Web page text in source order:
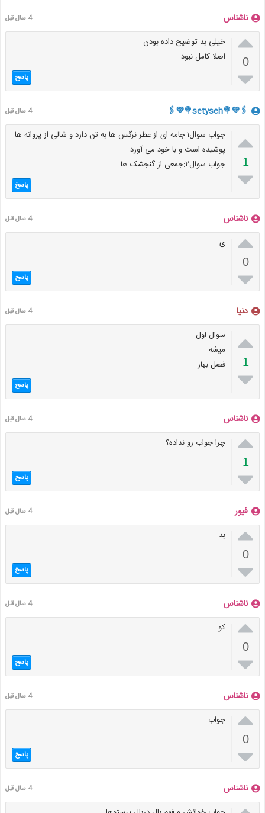
ناشناس 4 سال قبل

0

خیلی بد توضیح داده بودن
اصلا کامل نبود
پاسخ
🖇💜🍭setyseh🍭💜🖇 4 سال قبل

1

جواب سوال۱:جامه ای از عطر نرگس ها به تن دارد و شالی از پروانه ها
پوشیده است و با خود می آورد
جواب سوال۲:جمعی از گنجشک ها
پاسخ
ناشناس 4 سال قبل

0

ی
پاسخ
دنیا 4 سال قبل

1

سوال اول
میشه
فصل بهار
پاسخ
ناشناس 4 سال قبل

1

چرا جواب رو نداده؟
پاسخ
فیور 4 سال قبل

0

بد
پاسخ
ناشناس 4 سال قبل

0

کو
پاسخ
ناشناس 4 سال قبل

0

جواب
پاسخ
ناشناس 4 سال قبل